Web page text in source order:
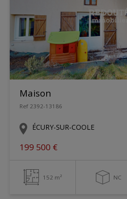
Maison
Ref 2392-13186
ÉCURY-SUR-COOLE
199 500 €
152 m² NC